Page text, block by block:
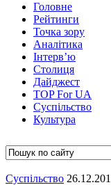
Головне
Рейтинги
Точка зору
Аналітика
Інтерв’ю
Столиця
Дайджест
TOP For UA
Суспiльство
Культура
Суспiльство